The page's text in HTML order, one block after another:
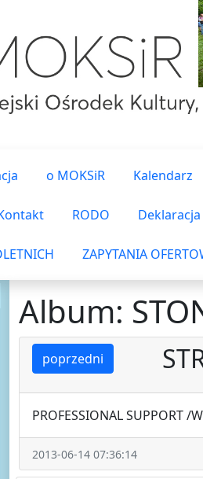
o MOKSiR Kalendarz
RODO
ZAPYTANIA
Album:
poprzedni
PROFESSIONAL SUPPORT /
2013-06-14 07:36:14